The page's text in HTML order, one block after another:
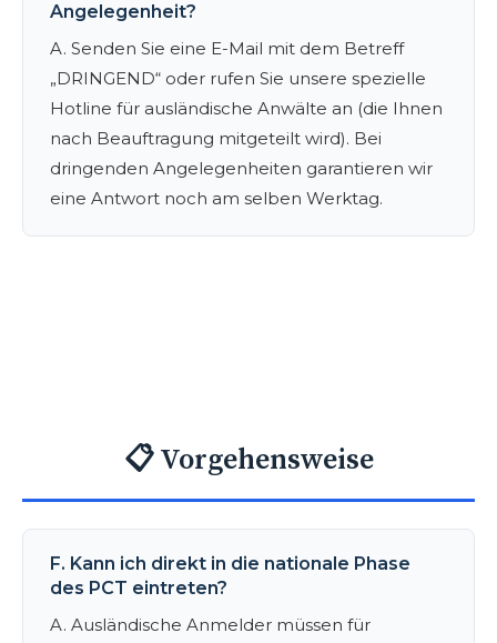
Angelegenheit?
A. Senden Sie eine E-Mail mit dem Betreff
„DRINGEND“ oder rufen Sie unsere spezielle
Hotline für ausländische Anwälte an (die Ihnen
nach Beauftragung mitgeteilt wird). Bei
dringenden Angelegenheiten garantieren wir
eine Antwort noch am selben Werktag.
📋 Vorgehensweise
F. Kann ich direkt in die nationale Phase
des PCT eintreten?
A. Ausländische Anmelder müssen für